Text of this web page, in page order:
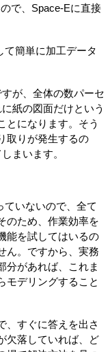
で、Space-Eに直接
て簡単に加工データ
が、全体の数パーセ
紙の図面だけという
とになります。そう
取りが発生するの
まいます。
ていないので、全て
のため、作業効率を
能を試してはいるの
ん。ですから、実務
分があれば、これま
モデリングすること
、すぐに答えを出さ
欠落していれば、ど